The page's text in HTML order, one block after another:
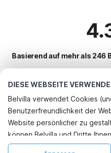
DIESE WEBSEITE
Belvilla verwendet Cookies
Benutzerfreundlichkeit der
Website persönlicher zu
können Belvilla und Dritte
außerhalb unserer Website
Basierend auf mehr als 246
Beliebteste
Top-Städte mit Top-
Kinderfreundliche
Ferienhaus am Meer heringsdorf
Beliebte Ausstattungen für
Ferienhaus am Meer